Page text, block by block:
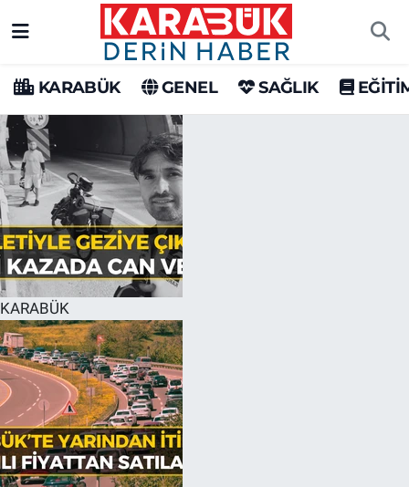
KARABÜK GENEL SAĞLIK
KARABÜK
Karabük Hava Durumu
Karabük Trafik Yoğunluk Haritası
Süper Lig Puan Durumu ve Fikstür
Tüm Manşetler
Son Dakika Haberleri
Haber Arşivi